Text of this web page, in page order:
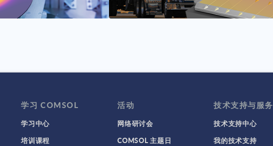
学习 COMSOL
学习中心
培训课程
活动
网络研讨会
COMSOL 主题日
技术支持与服务
技术支持中心
我的技术支持